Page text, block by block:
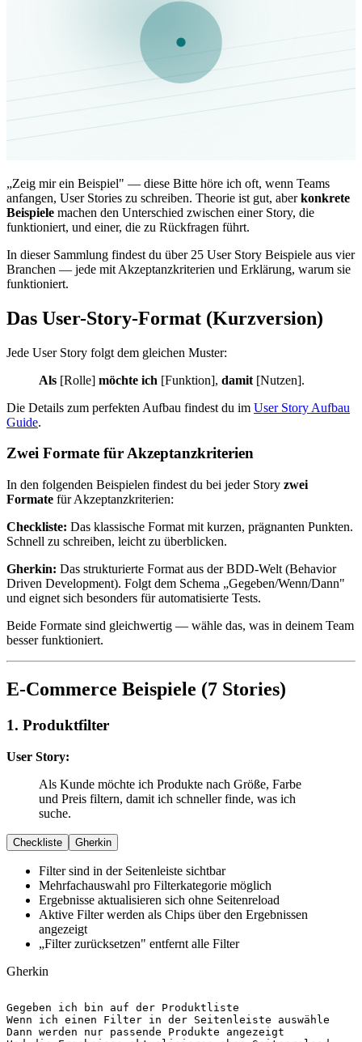
„Zeig mir ein Beispiel" — diese Bitte höre ich oft, wenn Teams
anfangen, User Stories zu schreiben. Theorie ist gut, aberkonkrete
Beispiele machen den Unterschied zwischen einer Story, die
funktioniert, und einer, die zu Rückfragen führt.
In dieser Sammlung findest du über 25 User Story Beispiele aus vier
Branchen — jede mit Akzeptanzkriterien und Erklärung, warum sie
funktioniert.
Das User-Story-Format (Kurzversion)
Jede User Story folgt dem gleichen Muster:
Als [Rolle] möchte ich [Funktion], damit [Nutzen].
Die Details zum perfekten Aufbau findest du im User Story Aufbau
Guide.
Zwei Formate für Akzeptanzkriterien
In den folgenden Beispielen findest du bei jeder Story zwei
Formate für Akzeptanzkriterien:
Checkliste: Das klassische Format mit kurzen, prägnanten Punkten.
Schnell zu schreiben, leicht zu überblicken.
Gherkin: Das strukturierte Format aus der BDD-Welt (Behavior
Driven Development). Folgt dem Schema „Gegeben/Wenn/Dann"
und eignet sich besonders für automatisierte Tests.
Beide Formate sind gleichwertig — wähle das, was in deinem Team
besser funktioniert.
E-Commerce Beispiele (7 Stories)
1. Produktfilter
User Story:
Als Kunde möchte ich Produkte nach Größe, Farbe
und Preis filtern, damit ich schneller finde, was ich
suche.
Checkliste Gherkin
Filter sind in der Seitenleiste sichtbar
Mehrfachauswahl pro Filterkategorie möglich
Ergebnisse aktualisieren sich ohne Seitenreload
Aktive Filter werden als Chips über den Ergebnissen
angezeigt
„Filter zurücksetzen" entfernt alle Filter
Gherkin
Gegeben
Wenn
Dann